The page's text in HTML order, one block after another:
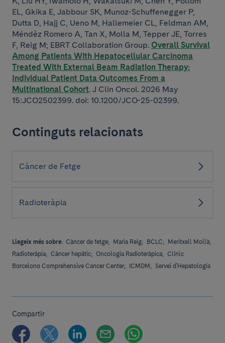
EL, Gkika E, Jabbour SK, Munoz-Schuffenegger P,
Dutta D, Hajj C, Ueno M, Hallemeier CL, Feldman AM,
Méndèz Romero A, Tan X, Molla M, Tepper JE, Torres
F, Reig M; EBRT Collaboration Group. Overall Survival
Among Patients With Hepatocellular Carcinoma
Treated With External Beam Radiation Therapy:
Individual Patient Data Outcomes From a
Multinational Cohort. J Clin Oncol. 2026 May
15:JCO2502399. doi: 10.1200/JCO-25-02399.
Continguts relacionats
Càncer de Fetge
Radioteràpia
Llegeix més sobre: Càncer de fetge; Maria Reig; BCLC;
Meritxell Mollà;
Radioteràpia; Càncer hepàtic; Oncologia Radioteràpica; Clínic
Barcelona Comprehensive Cancer Center;
ICMDM; Servei d'Hepatologia
Compartir